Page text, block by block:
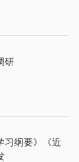
改革为人民｜青年学生习近平的一次农村调研
习纲要》《近
镜头：温暖的瞬间》繁体版在香港书展首发